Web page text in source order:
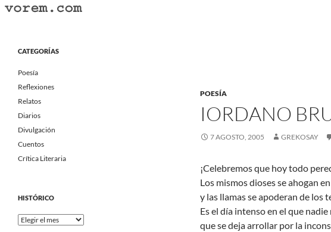
Saltar
POESÍA
IORDANO
7 AGOSTO, 2005 GREKOSAY
¡Celebremos que hoy todo
Los mismos dioses se ahogan
y las llamas se apoderan de los
Es el día intenso en el que nadie
que se deja arrollar por la
Portal Literario Independiente
CATEGORÍAS
Poesía
Reflexiones
Relatos
Diarios
Divulgación
Cuentos
Crítica Literaria
HISTÓRICO
Histórico